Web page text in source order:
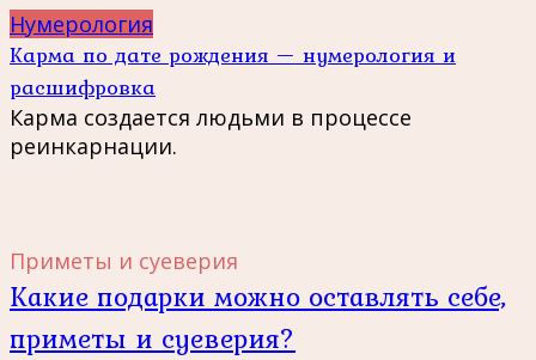
Нумерология
Карма по дате рождения — нумерология и
расшифровка
Карма создается людьми в процессе
реинкарнации.
Приметы и суеверия
Какие подарки можно оставлять себе,
приметы и суеверия?